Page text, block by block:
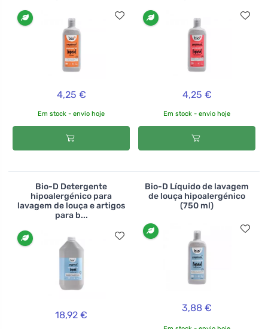
4,25 €
Em stock - envio hoje
4,25 €
Em stock - envio hoje
Bio-D Detergente
hipoalergénico para
lavagem de louça e artigos
para b...
18,92 €
Bio-D Líquido de lavagem
de louça hipoalergénico
(750 ml)
3,88 €